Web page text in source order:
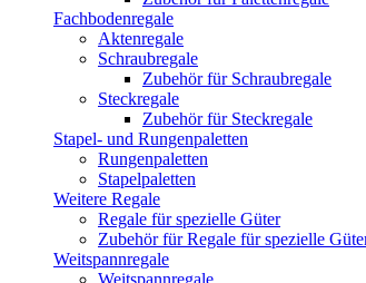
Fachbodenregale
Aktenregale
Schraubregale
Zubehör für Schraubregale
Steckregale
Zubehör für Steckregale
Stapel- und Rungenpaletten
Rungenpaletten
Stapelpaletten
Weitere Regale
Regale für spezielle Güter
Zubehör für Regale für spezielle
Weitspannregale
Weitspannregale